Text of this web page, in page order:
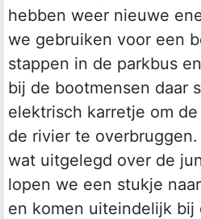
hebben weer nieuwe
we gebruiken voor een
stappen in de parkbus
bij de bootmensen daar
elektrisch karretje om
de rivier te
wat uitgelegd over de
lopen we een stukje
en komen uiteindelijk bij